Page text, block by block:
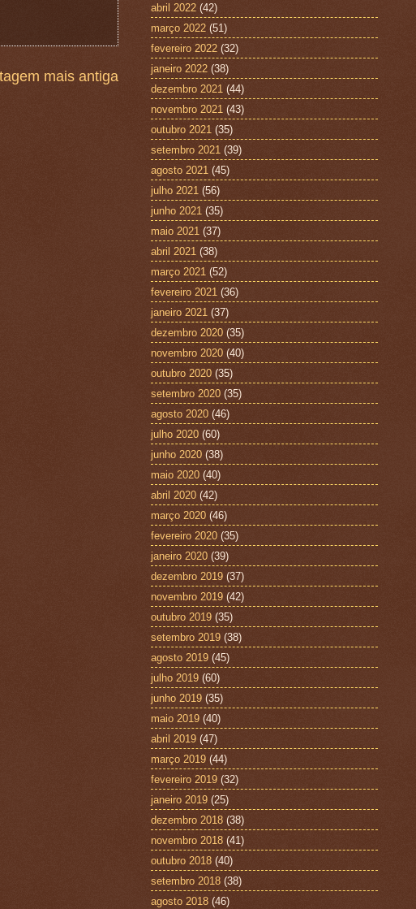
mais antiga
abril 2022 (42)
março 2022 (51)
fevereiro 2022 (32)
janeiro 2022 (38)
dezembro 2021 (44)
novembro 2021 (43)
outubro 2021 (35)
setembro 2021 (39)
agosto 2021 (45)
julho 2021 (56)
junho 2021 (35)
maio 2021 (37)
abril 2021 (38)
março 2021 (52)
fevereiro 2021 (36)
janeiro 2021 (37)
dezembro 2020 (35)
novembro 2020 (40)
outubro 2020 (35)
setembro 2020 (35)
agosto 2020 (46)
julho 2020 (60)
junho 2020 (38)
maio 2020 (40)
abril 2020 (42)
março 2020 (46)
fevereiro 2020 (35)
janeiro 2020 (39)
dezembro 2019 (37)
novembro 2019 (42)
outubro 2019 (35)
setembro 2019 (38)
agosto 2019 (45)
julho 2019 (60)
junho 2019 (35)
maio 2019 (40)
abril 2019 (47)
março 2019 (44)
fevereiro 2019 (32)
janeiro 2019 (25)
dezembro 2018 (38)
novembro 2018 (41)
outubro 2018 (40)
setembro 2018 (38)
agosto 2018 (46)